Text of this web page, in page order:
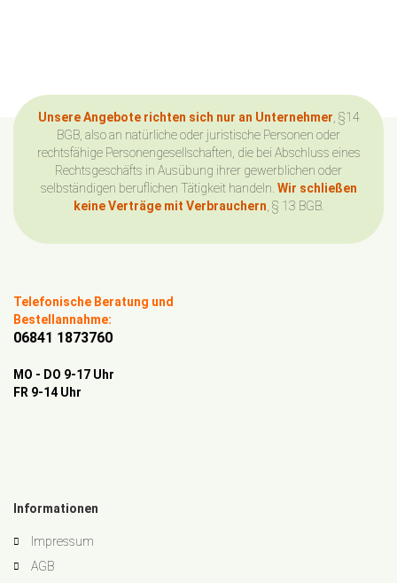
Unsere Angebote richten sich nur an Unternehmer , §14
BGB, also an natürliche oder juristische Personen oder
rechtsfähige Personengesellschaften, die bei Abschluss eines
Rechtsgeschäfts in Ausübung ihrer gewerblichen oder
selbständigen beruflichen Tätigkeit handeln. Wir schließen
keine Verträge mit Verbrauchern , § 13 BGB.
Telefonische Beratung und
Bestellannahme:
06841 1873760
MO - DO 9-17 Uhr
FR 9-14 Uhr
Informationen
Impressum
AGB